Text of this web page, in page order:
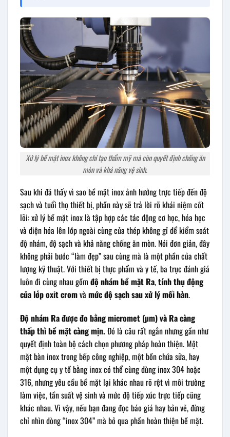
Xử lý bề mặt inox không chỉ tạo thẩm mỹ mà còn quyết định chống ăn
mòn và khả năng vệ sinh.
Sau khi đã thấy vì sao bề mặt inox ảnh hưởng trực tiếp đến độ
sạch và tuổi thọ thiết bị, phần này sẽ trả lời rõ khái niệm cốt
lõi: xử lý bề mặt inox là tập hợp các tác động cơ học, hóa học
và điện hóa lên lớp ngoài cùng của thép không gỉ để kiểm soát
độ nhám, độ sạch và khả năng chống ăn mòn. Nói đơn giản, đây
không phải bước “làm đẹp” sau cùng mà là một phần của chất
lượng kỹ thuật. Với thiết bị thực phẩm và y tế, ba trục đánh giá
luôn đi cùng nhau gồm độ nhám bề mặt Ra,tính thụ động
của lớp oxit cromvà mức độ sạch sau xử lý mối hàn.
Độ nhám Ra được đo bằng micromet (µm) và Ra càng
thấp thì bề mặt càng mịn.Đó là câu rất ngắn nhưng gần như
quyết định toàn bộ cách chọn phương pháp hoàn thiện. Một
mặt bàn inox trong bếp công nghiệp, một bồn chứa sữa, hay
một dụng cụ y tế bằng inox có thể cùng dùng inox 304 hoặc
316, nhưng yêu cầu bề mặt lại khác nhau rõ rệt vì môi trường
làm việc, tần suất vệ sinh và mức độ tiếp xúc trực tiếp cũng
khác nhau. Vì vậy, nếu bạn đang đọc báo giá hay bản vẽ, đừng
chỉ nhìn dòng “inox 304” mà bỏ qua phần hoàn thiện bề mặt.